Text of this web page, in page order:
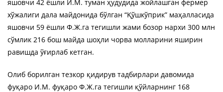
яшовчи 42 ёшли И.М. туман ҳудудида жойлашган фермер
хўжалиги дала майдонида бўлган “Қўшкўприк” маҳалласида
яшовчи 59 ёшли Ф.Ж.га тегишли жами бозор нархи 300 млн
сўмлик 216 бош майда шоҳли чорва молларини яширин
равишда ўғирлаб кетган.
Олиб борилган тезкор қидирув тадбирлари давомида
фуқаро И.М. фуқаро Ф.Ж.га тегишли қўйларнинг 168